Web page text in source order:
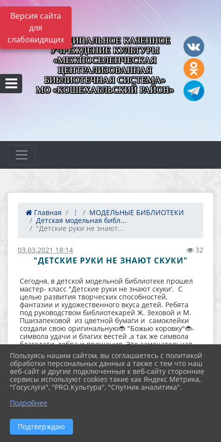
Версия сайта
для
слабовидящихМУНИЦИПАЛЬНОЕ КАЗЕННОЕ
УЧРЕЖДЕНИЕ КУЛЬТУРЫ
«МЕЖПОСЕЛЕНЧЕСКАЯ
ЦЕНТРАЛИЗОВАННАЯ
БИБЛИОТЕЧНАЯ СИСТЕМА»
МО «КОШЕХАБЛЬСКИЙ РАЙОН»
Главная ⋮
МОДЕЛЬНЫЕ БИБЛИОТЕКИ
Детская модельная библ...
"Детские руки не знают...
03.03.2021 18:14 32
"ДЕТСКИЕ РУКИ НЕ ЗНАЮТ СКУКИ"
Сегодня, в детской модельной библиотеке прошел
мастер- класс "Детские руки не знают скуки'. С
целью развития творческих способностей,
фантазии и художественного вкуса детей. Ребята
под руководством библиотекарей Ж. Зеховой и М.
Пшизапековой из цветной бумаги и самоклейки
создали свою оригинальную🐞 "Божью коровку"🐞-
символа удачи и благих вестей ,а так же символа
благодати, добра и прощения. Это замечательная
возможность развить усидчивость у детей, занимая
их интересным делом.
Пользуясь нашим сайтом, вы соглашаетесь с политикой
обработки персональных данных а также с тем что наш
веб-сайт и другие подключенные к веб-сайту сторонние
сервисы используют cookies такие как Яндекс Метрика,
"Госуслуги", "PRO.Культура", "Спутник аналитика".
Подробнее
Подтверждаю